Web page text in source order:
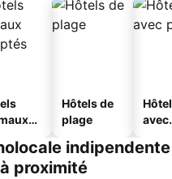
Hôtels de
plage
avec
indipendente
proximité